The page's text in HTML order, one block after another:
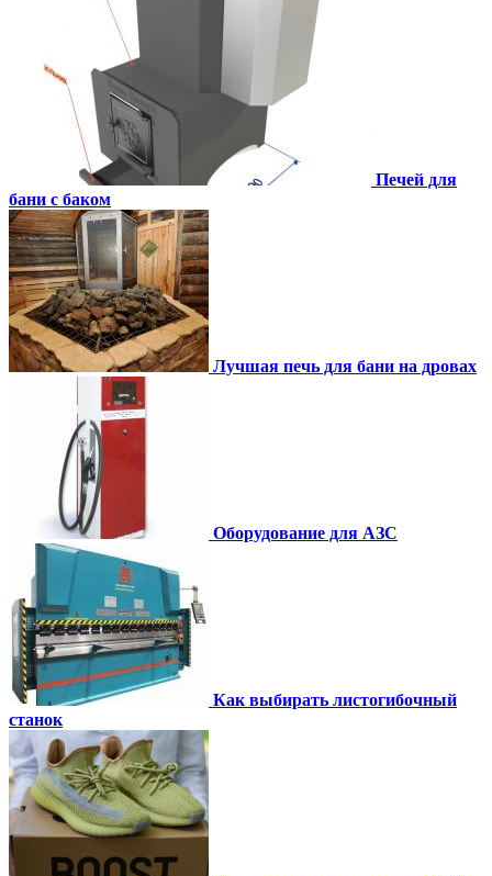
Печей для
бани с баком
Лучшая печь для бани на дровах
Оборудование для АЗС
Как выбирать листогибочный
станок